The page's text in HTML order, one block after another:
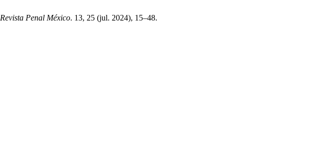
Revista Penal México. 13, 25 (jul. 2024), 15–48.